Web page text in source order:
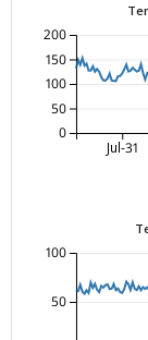
Jul-31
0
50
100
150
200
50
100